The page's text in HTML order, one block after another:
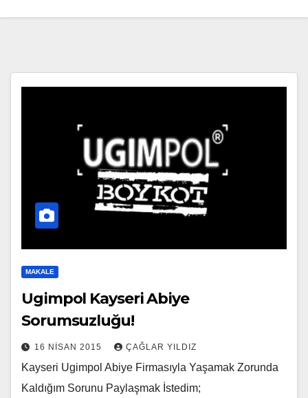
MAKALE
Ugimpol Kayseri Abiye
Sorumsuzluğu!
16 NISAN 2015 ÇAĞLAR YILDIZ
Kayseri Ugimpol Abiye Firmasıyla Yaşamak Zorunda
Kaldığım Sorunu Paylaşmak İstedim;